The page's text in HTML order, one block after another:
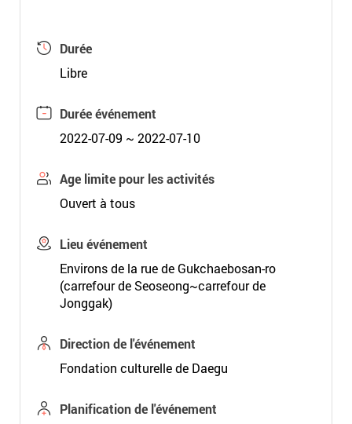
Durée
Libre
Durée événement
2022-07-09 ~ 2022-07-10
Age limite pour les activités
Ouvert à tous
Lieu événement
Environs de la rue de Gukchaebosan-ro
(carrefour de Seoseong~carrefour de
Jonggak)
Direction de l'événement
Fondation culturelle de Daegu
Planification de l'événement